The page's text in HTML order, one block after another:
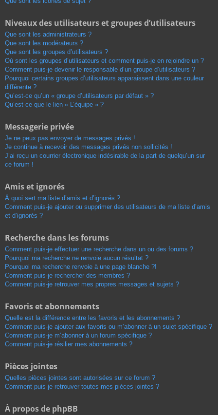
Niveaux des utilisateurs et groupes d’utilisateurs
Que sont les administrateurs ?
Que sont les modérateurs ?
Que sont les groupes d’utilisateurs ?
Où sont les groupes d’utilisateurs et comment puis-je en rejoindre un ?
Comment puis-je devenir le responsable d’un groupe d’utilisateurs ?
Pourquoi certains groupes d’utilisateurs apparaissent dans une couleur
différente ?
Qu’est-ce qu’un « groupe d’utilisateurs par défaut » ?
Qu’est-ce que le lien « L’équipe » ?
Messagerie privée
Je ne peux pas envoyer de messages privés !
Je continue à recevoir des messages privés non sollicités !
J’ai reçu un courrier électronique indésirable de la part de quelqu’un sur
ce forum !
Amis et ignorés
À quoi sert ma liste d’amis et d’ignorés ?
Comment puis-je ajouter ou supprimer des utilisateurs de ma liste d’amis
et d’ignorés ?
Recherche dans les forums
Comment puis-je effectuer une recherche dans un ou des forums ?
Pourquoi ma recherche ne renvoie aucun résultat ?
Pourquoi ma recherche renvoie à une page blanche ?!
Comment puis-je rechercher des membres ?
Comment puis-je retrouver mes propres messages et sujets ?
Favoris et abonnements
Quelle est la différence entre les favoris et les abonnements ?
Comment puis-je ajouter aux favoris ou m’abonner à un sujet spécifique ?
Comment puis-je m’abonner à un forum spécifique ?
Comment puis-je résilier mes abonnements ?
Pièces jointes
Quelles pièces jointes sont autorisées sur ce forum ?
Comment puis-je retrouver toutes mes pièces jointes ?
À propos de phpBB